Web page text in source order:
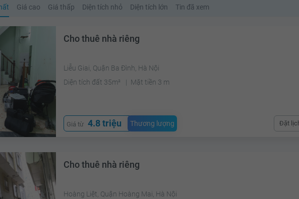
Giá cao Giá thấp Diện tích nhỏ Diện tích lớn Tin đã xem
Cho thuê nhà riêng
Liễu Giai, Quận Ba Đình, Hà Nội
Diện tích đất 35m²
Mặt tiền 3 m
Giá từ 4.8 triệu Thương lượng Đặt
Cho thuê nhà riêng
Hoàng Liệt, Quận Hoàng Mai, Hà Nội